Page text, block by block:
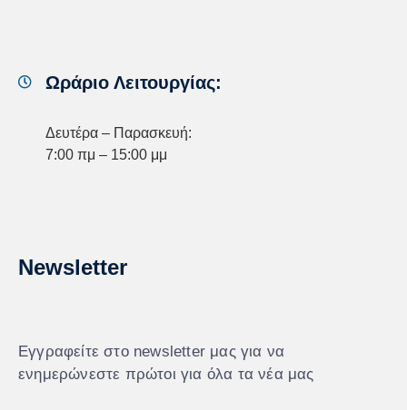
Ωράριο Λειτουργίας:
Δευτέρα – Παρασκευή:
7:00 πμ – 15:00 μμ
Newsletter
Εγγραφείτε στο newsletter μας για να
ενημερώνεστε πρώτοι για όλα τα νέα μας